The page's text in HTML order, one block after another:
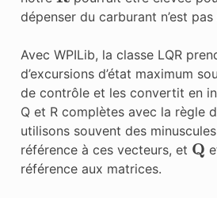
dépenser du carburant n’est
Avec WPILib, la classe LQR
d’excursions d’état maximum
de contrôle et les convertit en
Q et R complètes avec la règle
utilisons souvent des minuscules
référence à ces vecteurs, et Q
référence aux matrices.